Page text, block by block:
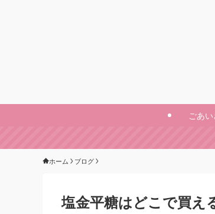
ごあ
ホーム ブログ
塩金平糖はどこで買え